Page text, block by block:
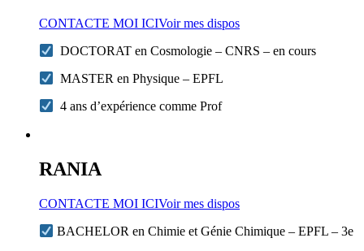
CONTACTE MOI ICIVoir mes dispos
DOCTORAT en Cosmologie – CNRS – en cours
MASTER en Physique – EPFL
4 ans d’expérience comme Prof
RANIA
CONTACTE MOI ICIVoir mes dispos
BACHELOR en Chimie et Génie Chimique – EPFL – 3e